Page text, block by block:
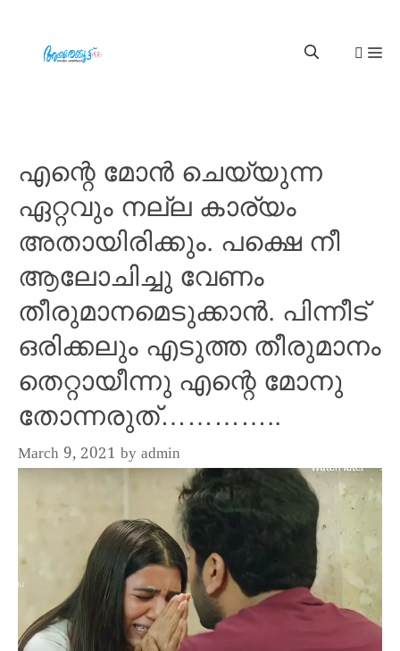
എന്റെ മോൻ ചെയ്യുന്ന
ഏറ്റവും നല്ല കാര്യം
അതായിരിക്കും. പക്ഷെ നീ
ആലോചിച്ചു വേണം
തീരുമാനമെടുക്കാൻ. പിന്നീട്
ഒരിക്കലും എടുത്ത തീരുമാനം
തെറ്റായീന്നു എന്റെ മോനു
തോന്നരുത്…………..
March 9, 2021 by admin